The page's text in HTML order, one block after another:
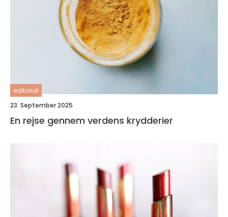
editorial
23. September 2025
En rejse gennem verdens krydderier